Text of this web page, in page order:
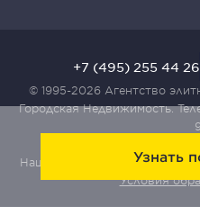
Узнать
© 1995-2026 Агентство
Городская Недвижимость.
Наш сайт защищен с помощью
Условия
+7 (495) 255 44 26